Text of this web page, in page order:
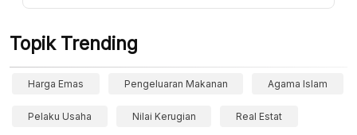
Topik Trending
Harga Emas Pengeluaran Makanan Agama Islam
Pelaku Usaha Nilai Kerugian Real Estat